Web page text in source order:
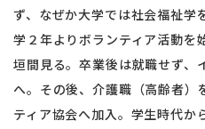
ず、なぜか大学では社会福祉学
学２年よりボランティア活動を
垣間見る。卒業後は就職せず、
へ。その後、介護職（高齢者
ティア協会へ加入。学生時代か